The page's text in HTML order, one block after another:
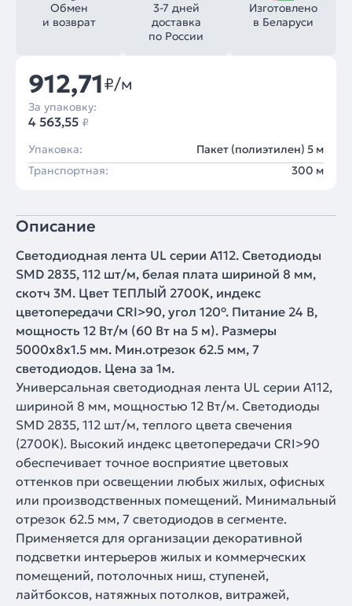
3-7 дней
доставка
по России
Обмен
и возврат
Изготовлено
в Беларуси
912,71₽/м
За упаковку:
4 563,55 ₽
Упаковка:
Пакет (полиэтилен) 5 м
Транспортная:
300 м
Описание
Светодиодная лента UL серии A112. Светодиоды
SMD 2835, 112 шт/м, белая плата шириной 8 мм,
скотч 3M. Цвет ТЕПЛЫЙ 2700K, индекс
цветопередачи CRI>90, угол 120°. Питание 24 В,
мощность 12 Вт/м (60 Вт на 5 м). Размеры
5000x8x1.5 мм. Мин.отрезок 62.5 мм, 7
светодиодов. Цена за 1м.
Универсальная светодиодная лента UL серии A112,
шириной 8 мм, мощностью 12 Вт/м. Светодиоды
SMD 2835, 112 шт/м, теплого цвета свечения
(2700K). Высокий индекс цветопередачи CRI>90
обеспечивает точное восприятие цветовых
оттенков при освещении любых жилых, офисных
или производственных помещений. Минимальный
отрезок 62.5 мм, 7 светодиодов в сегменте.
Применяется для организации декоративной
подсветки интерьеров жилых и коммерческих
помещений, потолочных ниш, ступеней,
лайтбоксов, натяжных потолков, витражей,